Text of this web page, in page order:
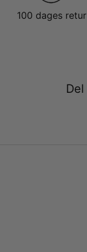
100 dages retur